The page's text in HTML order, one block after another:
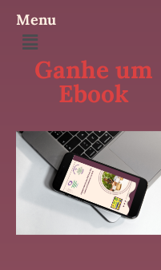
Menu
Ganhe um
Ebook